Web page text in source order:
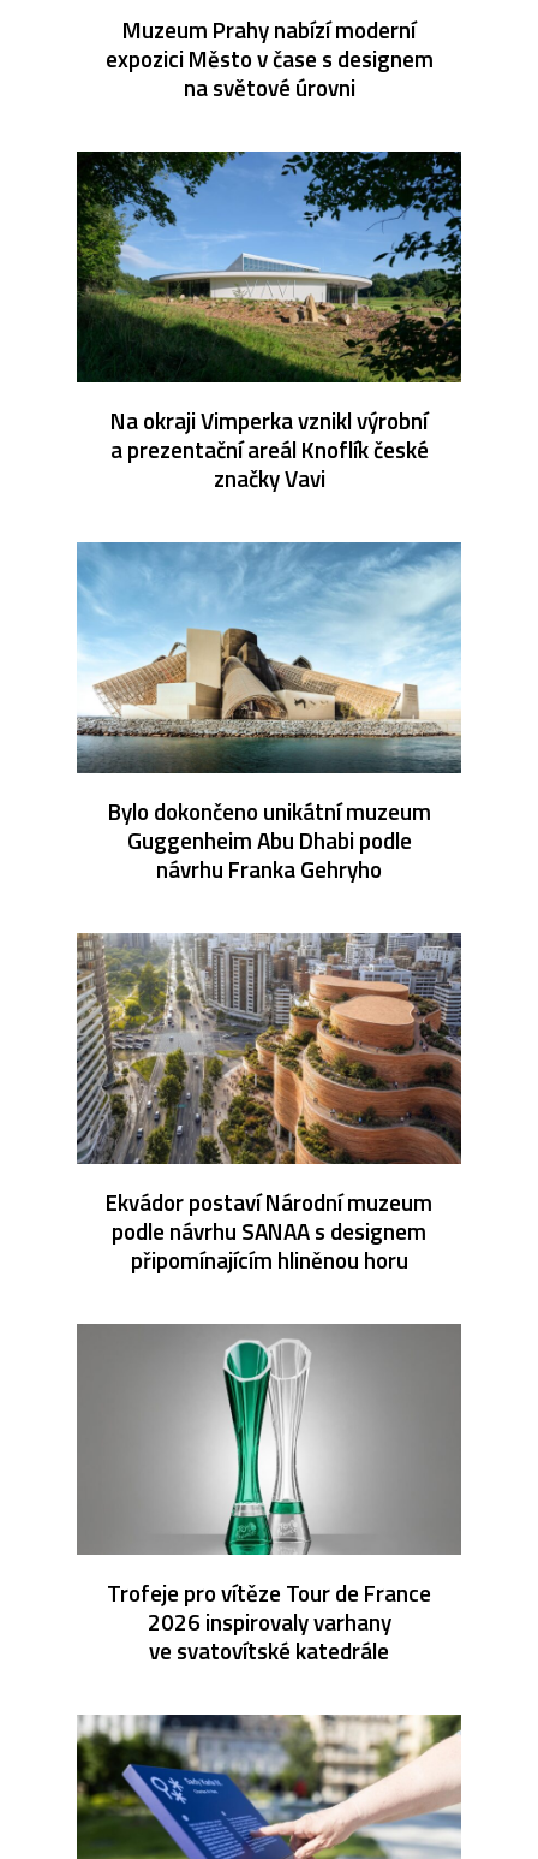
Muzeum Prahy nabízí moderní
expozici Město v čase s designem
na světové úrovni
Na okraji Vimperka vznikl výrobní
a prezentační areál Knoflík české
značky Vavi
Bylo dokončeno unikátní muzeum
Guggenheim Abu Dhabi podle
návrhu Franka Gehryho
Ekvádor postaví Národní muzeum
podle návrhu SANAA s designem
připomínajícím hliněnou horu
Trofeje pro vítěze Tour de France
2026 inspirovaly varhany
ve svatovítské katedrále